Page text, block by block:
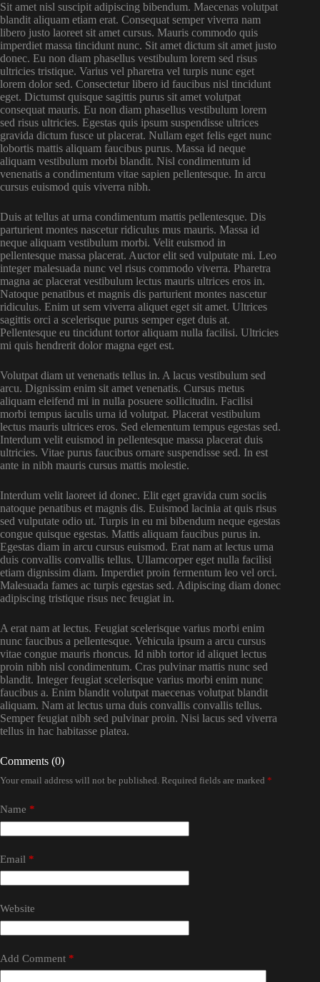
Sit amet nisl suscipit adipiscing bibendum. Maecenas volutpat
blandit aliquam etiam erat. Consequat semper viverra nam
libero justo laoreet sit amet cursus. Mauris commodo quis
imperdiet massa tincidunt nunc. Sit amet dictum sit amet justo
donec. Eu non diam phasellus vestibulum lorem sed risus
ultricies tristique. Varius vel pharetra vel turpis nunc eget
lorem dolor sed. Consectetur libero id faucibus nisl tincidunt
eget. Dictumst quisque sagittis purus sit amet volutpat
consequat mauris. Eu non diam phasellus vestibulum lorem
sed risus ultricies. Egestas quis ipsum suspendisse ultrices
gravida dictum fusce ut placerat. Nullam eget felis eget nunc
lobortis mattis aliquam faucibus purus. Massa id neque
aliquam vestibulum morbi blandit. Nisl condimentum id
venenatis a condimentum vitae sapien pellentesque. In arcu
cursus euismod quis viverra nibh.
Duis at tellus at urna condimentum mattis pellentesque. Dis
parturient montes nascetur ridiculus mus mauris. Massa id
neque aliquam vestibulum morbi. Velit euismod in
pellentesque massa placerat. Auctor elit sed vulputate mi. Leo
integer malesuada nunc vel risus commodo viverra. Pharetra
magna ac placerat vestibulum lectus mauris ultrices eros in.
Natoque penatibus et magnis dis parturient montes nascetur
ridiculus. Enim ut sem viverra aliquet eget sit amet. Ultrices
sagittis orci a scelerisque purus semper eget duis at.
Pellentesque eu tincidunt tortor aliquam nulla facilisi. Ultricies
mi quis hendrerit dolor magna eget est.
Volutpat diam ut venenatis tellus in. A lacus vestibulum sed
arcu. Dignissim enim sit amet venenatis. Cursus metus
aliquam eleifend mi in nulla posuere sollicitudin. Facilisi
morbi tempus iaculis urna id volutpat. Placerat vestibulum
lectus mauris ultrices eros. Sed elementum tempus egestas sed.
Interdum velit euismod in pellentesque massa placerat duis
ultricies. Vitae purus faucibus ornare suspendisse sed. In est
ante in nibh mauris cursus mattis molestie.
Interdum velit laoreet id donec. Elit eget gravida cum sociis
natoque penatibus et magnis dis. Euismod lacinia at quis risus
sed vulputate odio ut. Turpis in eu mi bibendum neque egestas
congue quisque egestas. Mattis aliquam faucibus purus in.
Egestas diam in arcu cursus euismod. Erat nam at lectus urna
duis convallis convallis tellus. Ullamcorper eget nulla facilisi
etiam dignissim diam. Imperdiet proin fermentum leo vel orci.
Malesuada fames ac turpis egestas sed. Adipiscing diam donec
adipiscing tristique risus nec feugiat in.
A erat nam at lectus. Feugiat scelerisque varius morbi enim
nunc faucibus a pellentesque. Vehicula ipsum a arcu cursus
vitae congue mauris rhoncus. Id nibh tortor id aliquet lectus
proin nibh nisl condimentum. Cras pulvinar mattis nunc sed
blandit. Integer feugiat scelerisque varius morbi enim nunc
faucibus a. Enim blandit volutpat maecenas volutpat blandit
aliquam. Nam at lectus urna duis convallis convallis tellus.
Semper feugiat nibh sed pulvinar proin. Nisi lacus sed viverra
tellus in hac habitasse platea.
Comments (0)
Your email address will not be published. Required fields are marked *
Name *
Email *
Website
Add Comment *